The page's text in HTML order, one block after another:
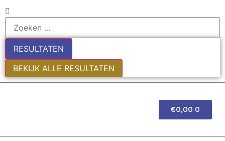
RESULTATEN
BEKIJK ALLE RESULTATEN
€0,00 0